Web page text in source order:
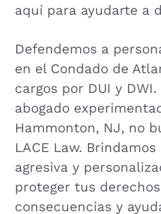
aquí para ayudarte a
Defendemos a
en el Condado de
cargos por DUI y
abogado
Hammonton, NJ, no
LACE Law.
agresiva y
proteger tus
consecuencias y